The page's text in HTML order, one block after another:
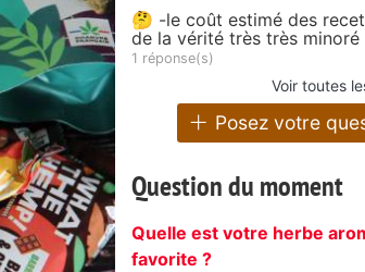
🤔 -le coût estimé des
de la vérité très très minoré
1 réponse(s)
Voir toutes
Posez votre
Question du moment
Quelle est votre herbe
favorite ?